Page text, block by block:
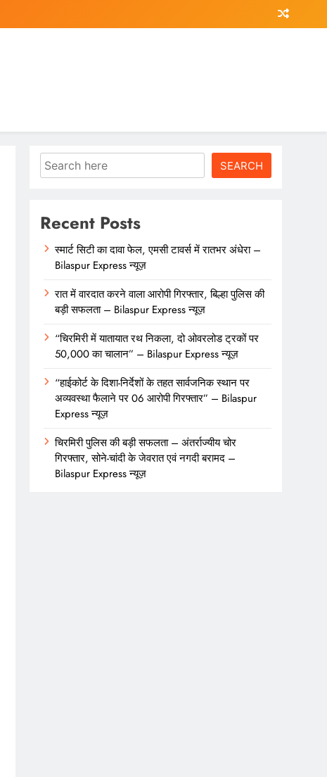
Search SEARCH
Recent Posts
स्मार्ट सिटी का दावा फेल, एमसी टावर्स में रातभर अंधेरा –
Bilaspur Express न्यूज़
रात में वारदात करने वाला आरोपी गिरफ्तार, बिल्हा पुलिस की
बड़ी सफलता – Bilaspur Express न्यूज़
“चिरमिरी में यातायात रथ निकला, दो ओवरलोड ट्रकों पर
50,000 का चालान” – Bilaspur Express न्यूज़
“हाईकोर्ट के दिशा-निर्देशों के तहत सार्वजनिक स्थान पर
अव्यवस्था फैलाने पर 06 आरोपी गिरफ्तार” – Bilaspur
Express न्यूज़
चिरमिरी पुलिस की बड़ी सफलता – अंतर्राज्यीय चोर
गिरफ्तार, सोने-चांदी के जेवरात एवं नगदी बरामद –
Bilaspur Express न्यूज़